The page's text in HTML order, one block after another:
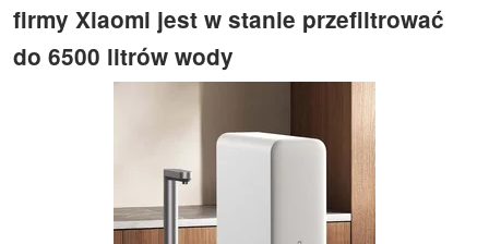
firmy Xiaomi jest w stanie przefiltrować
do 6500 litrów wody